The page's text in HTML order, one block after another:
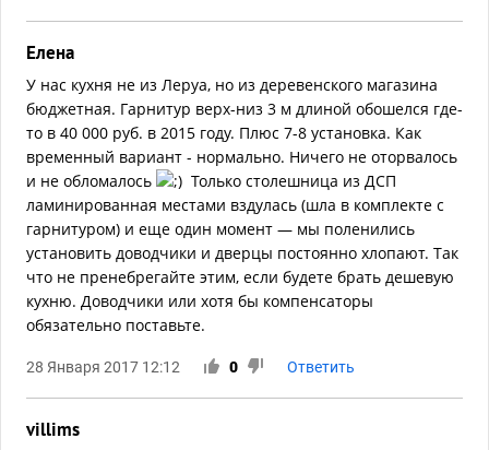
Елена
У нас кухня не из Леруа, но из деревенского магазина
бюджетная. Гарнитур верх-низ 3 м длиной обошелся где-
то в 40 000 руб. в 2015 году. Плюс 7-8 установка. Как
временный вариант - нормально. Ничего не оторвалось
и не обломалось
Только столешница из ДСП
ламинированная местами вздулась (шла в комплекте с
гарнитуром) и еще один момент — мы поленились
установить доводчики и дверцы постоянно хлопают. Так
что не пренебрегайте этим, если будете брать дешевую
кухню. Доводчики или хотя бы компенсаторы
обязательно поставьте.
28 Января 2017 12:12 0 Ответить
villims